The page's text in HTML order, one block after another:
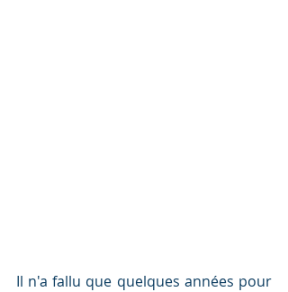
Il n'a fallu que quelques années pour